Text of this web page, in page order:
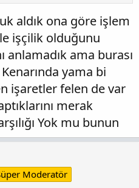
aldık ona göre işlem
işçilik olduğunu
anlamadık ama burası
yama bi
işaretler felen de var
merak
Yok mu bunun
Moderatör